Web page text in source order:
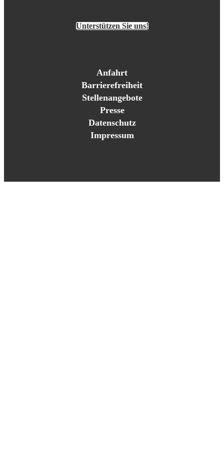
Unterstützen Sie uns!
Anfahrt
Barrierefreiheit
Stellenangebote
Presse
Datenschutz
Impressum